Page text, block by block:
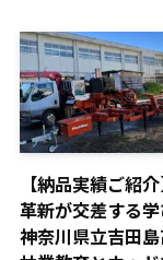
【納品実績ご紹
革新が交差する
神奈川県立吉田